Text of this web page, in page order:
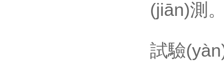
(jiān)測
試驗